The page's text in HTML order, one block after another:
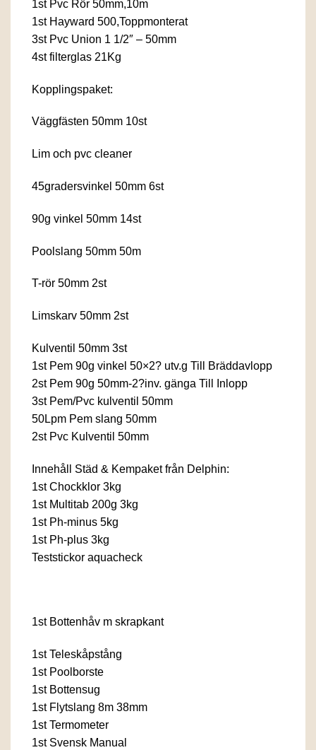
1st Pvc Rör 50mm,10m
1st Hayward 500,Toppmonterat
3st Pvc Union 1 1/2″ – 50mm
4st filterglas 21Kg
Kopplingspaket:
Väggfästen 50mm 10st
Lim och pvc cleaner
45gradersvinkel 50mm 6st
90g vinkel 50mm 14st
Poolslang 50mm 50m
T-rör 50mm 2st
Limskarv 50mm 2st
Kulventil 50mm 3st
1st Pem 90g vinkel 50×2? utv.g Till Bräddavlopp
2st Pem 90g 50mm-2?inv. gänga Till Inlopp
3st Pem/Pvc kulventil 50mm
50Lpm Pem slang 50mm
2st Pvc Kulventil 50mm
Innehåll Städ & Kempaket från Delphin:
1st Chockklor 3kg
1st Multitab 200g 3kg
1st Ph-minus 5kg
1st Ph-plus 3kg
Teststickor aquacheck
1st Bottenhåv m skrapkant
1st Teleskåpstång
1st Poolborste
1st Bottensug
1st Flytslang 8m 38mm
1st Termometer
1st Svensk Manual